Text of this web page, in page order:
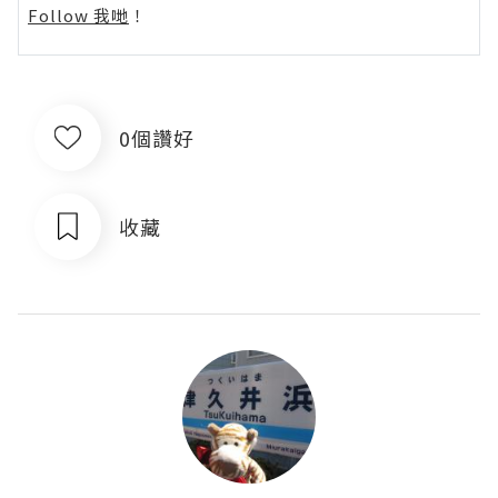
Follow 我哋 ！
0個讚好
收藏